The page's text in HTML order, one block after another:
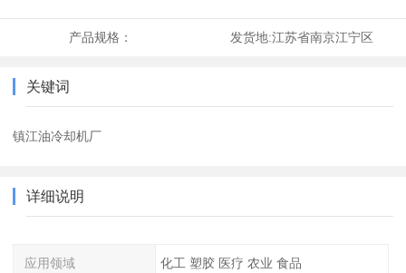
产品规格： 发货地:江苏省南京江宁区
关键词
镇江油冷却机厂
详细说明
应用领域 化工 塑胶 医疗 农业 食品